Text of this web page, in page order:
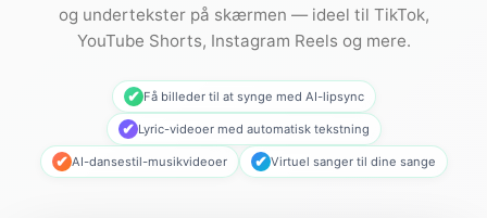
og undertekster på skærmen — ideel til TikTok,
YouTube Shorts, Instagram Reels og mere.
✔ Få billeder til at synge med AI-lipsync
✔ Lyric-videoer med automatisk tekstning
✔ AI-dansestil-musikvideoer ✔ Virtuel sanger til dine sange